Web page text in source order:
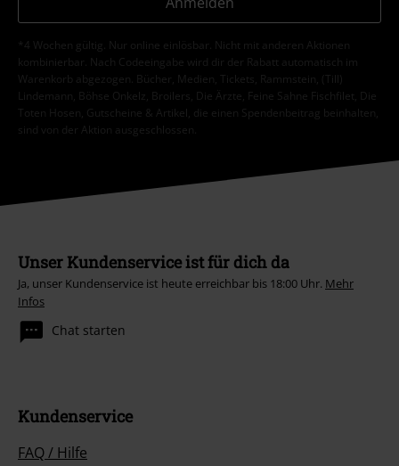
*4 Wochen gültig. Nur online einlösbar. Nicht mit anderen Aktionen
kombinierbar. Nach Codeeingabe wird dir der Rabatt automatisch im
Warenkorb abgezogen. Bücher, Medien, Tickets, Rammstein, (Till)
Lindemann, Böhse Onkelz, Broilers, Die Ärzte, Feine Sahne Fischfilet, Die
Toten Hosen, Gutscheine & Artikel, die einen Spendenbeitrag beinhalten,
sind von der Aktion ausgeschlossen.
Unser Kundenservice ist für dich da
Ja, unser Kundenservice ist heute erreichbar bis 18:00 Uhr. Mehr
Infos
Chat starten
Kundenservice
FAQ / Hilfe